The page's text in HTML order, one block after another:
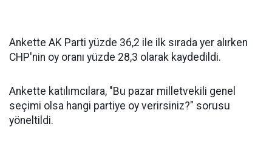
Ankette AK Parti yüzde 36,2 ile ilk sırada yer alırken
CHP'nin oy oranı yüzde 28,3 olarak kaydedildi.
Ankette katılımcılara, "Bu pazar milletvekili genel
seçimi olsa hangi partiye oy verirsiniz?" sorusu
yöneltildi.